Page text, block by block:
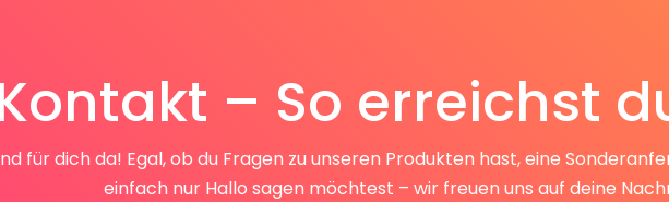
– So erreichst
für dich da! Egal, ob du Fragen zu unseren Produkten hast, eine
einfach nur Hallo sagen möchtest – wir freuen uns auf deine